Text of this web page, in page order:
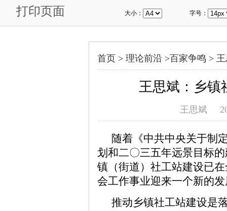
打印页面 大小： 字号：
首页 > 理论前沿 >百家争鸣 >
王思斌：乡镇
王思斌
随着《中共中央关于制
划和二〇三五年远景目标
镇（街道）社工站建设已
会工作事业迎来一个新的
推动乡镇社工站建设是